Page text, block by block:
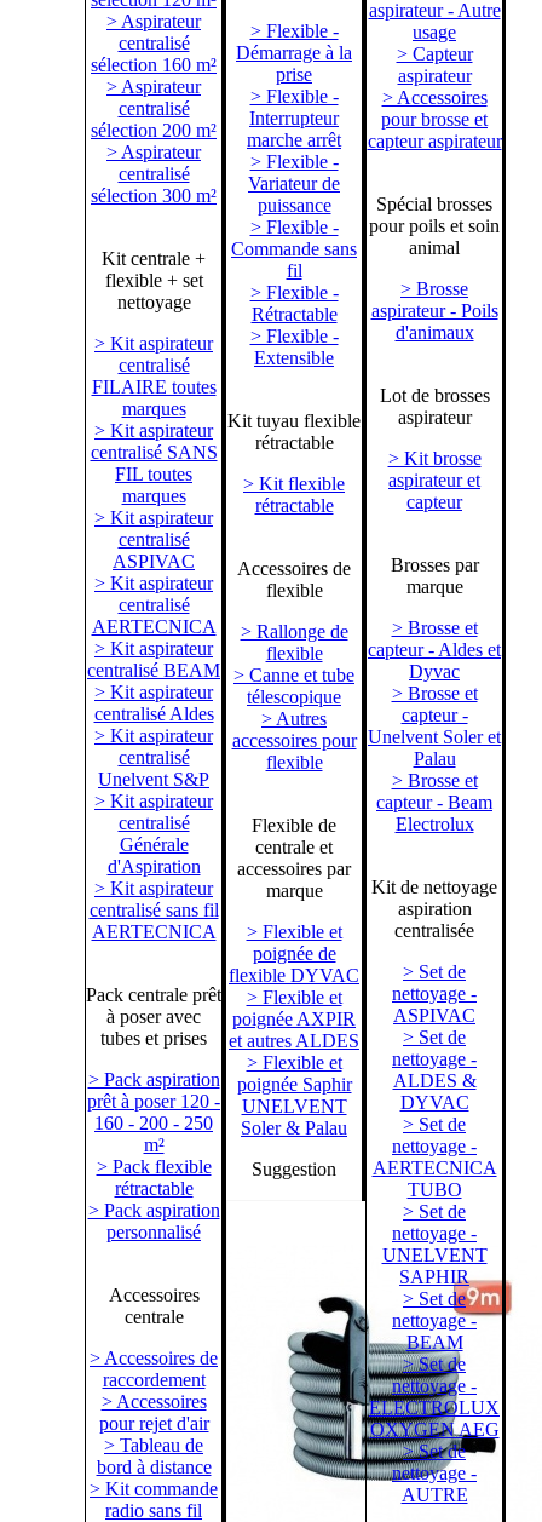
> Aspirateur
centralisé
sélection 160 m²
> Aspirateur
centralisé
sélection 200 m²
> Aspirateur
centralisé
sélection 300 m²
Kit centrale +
flexible + set
nettoyage
> Kit aspirateur
centralisé
FILAIRE toutes
marques
> Kit aspirateur
centralisé SANS
FIL toutes
marques
> Kit aspirateur
centralisé
ASPIVAC
> Kit aspirateur
centralisé
AERTECNICA
> Kit aspirateur
centralisé BEAM
> Kit aspirateur
centralisé Aldes
> Kit aspirateur
centralisé
Unelvent S&P
> Kit aspirateur
centralisé
Générale
d'Aspiration
> Kit aspirateur
centralisé sans fil
AERTECNICA
Pack centrale prêt
à poser avec
tubes et prises
> Pack aspiration
prêt à poser 120 -
160 - 200 - 250
m²
> Pack flexible
rétractable
> Pack aspiration
personnalisé
Accessoires
centrale
> Accessoires de
raccordement
> Accessoires
pour rejet d'air
> Tableau de
bord à distance
> Kit commande
radio sans fil
> Flexible -
Démarrage à la
prise
> Flexible -
Interrupteur
marche arrêt
> Flexible -
Variateur de
puissance
> Flexible -
Commande sans
fil
> Flexible -
Rétractable
> Flexible -
Extensible
Kit tuyau flexible
rétractable
> Kit flexible
rétractable
Accessoires de
flexible
> Rallonge de
flexible
> Canne et tube
télescopique
> Autres
accessoires pour
flexible
Flexible de
centrale et
accessoires par
marque
> Flexible et
poignée de
flexible DYVAC
> Flexible et
poignée AXPIR
et autres ALDES
> Flexible et
poignée Saphir
UNELVENT
Soler & Palau
Suggestion
aspirateur - Autre
usage
> Capteur
aspirateur
> Accessoires
pour brosse et
capteur aspirateur
Spécial brosses
pour poils et soin
animal
> Brosse
aspirateur - Poils
d'animaux
Lot de brosses
aspirateur
> Kit brosse
aspirateur et
capteur
Brosses par
marque
> Brosse et
capteur - Aldes et
Dyvac
> Brosse et
capteur -
Unelvent Soler et
Palau
> Brosse et
capteur - Beam
Electrolux
Kit de nettoyage
aspiration
centralisée
> Set de
nettoyage -
ASPIVAC
> Set de
nettoyage -
ALDES &
DYVAC
> Set de
nettoyage -
AERTECNICA
TUBO
> Set de
nettoyage -
UNELVENT
SAPHIR
> Set de
nettoyage -
BEAM
> Set de
nettoyage -
ELECTROLUX
OXYGEN AEG
> Set de
nettoyage -
AUTRE